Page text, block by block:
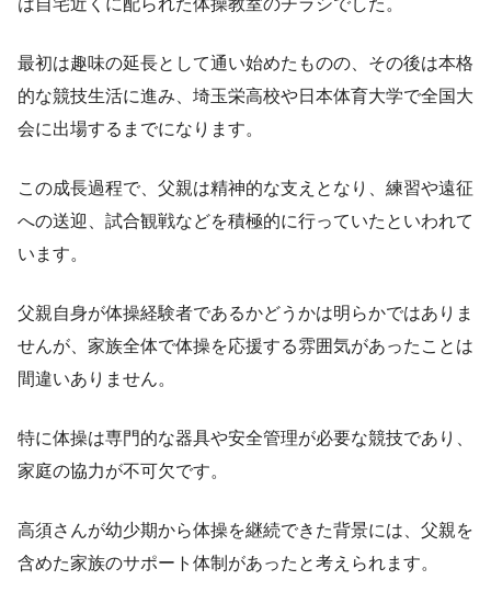
は自宅近くに配られた体操教室のチラシでした。
最初は趣味の延長として通い始めたものの、その後は本格
的な競技生活に進み、埼玉栄高校や日本体育大学で全国大
会に出場するまでになります。
この成長過程で、父親は精神的な支えとなり、練習や遠征
への送迎、試合観戦などを積極的に行っていたといわれて
います。
父親自身が体操経験者であるかどうかは明らかではありま
せんが、家族全体で体操を応援する雰囲気があったことは
間違いありません。
特に体操は専門的な器具や安全管理が必要な競技であり、
家庭の協力が不可欠です。
高須さんが幼少期から体操を継続できた背景には、父親を
含めた家族のサポート体制があったと考えられます。